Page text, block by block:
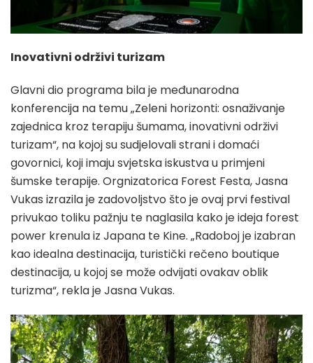
Inovativni održivi turizam
Glavni dio programa bila je međunarodna
konferencija na temu „Zeleni horizonti: osnaživanje
zajednica kroz terapiju šumama, inovativni održivi
turizam“, na kojoj su sudjelovali strani i domaći
govornici, koji imaju svjetska iskustva u primjeni
šumske terapije. Orgnizatorica Forest Festa, Jasna
Vukas izrazila je zadovoljstvo što je ovaj prvi festival
privukao toliku pažnju te naglasila kako je ideja forest
power krenula iz Japana te Kine. „Radoboj je izabran
kao idealna destinacija, turistički rečeno boutique
destinacija, u kojoj se može odvijati ovakav oblik
turizma“, rekla je Jasna Vukas.